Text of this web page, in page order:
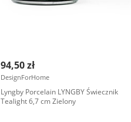
94,50 zł
DesignForHome
Lyngby Porcelain LYNGBY Świecznik
Tealight 6,7 cm Zielony